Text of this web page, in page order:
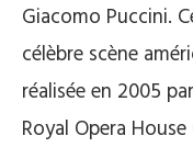
Giacomo Puccini.
célèbre scène
réalisée en 2005
Royal Opera